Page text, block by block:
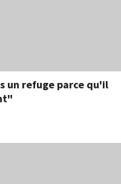
un refuge parce qu'il